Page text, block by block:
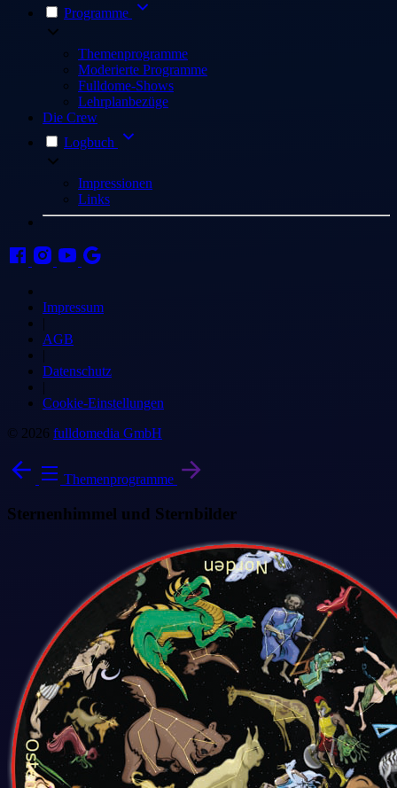
Programme
Themenprogramme
Moderierte Programme
Fulldome-Shows
Lehrplanbezüge
Die Crew
Logbuch
Impressionen
Links
Impressum
|
AGB
|
Datenschutz
|
Cookie-Einstellungen
© 2026 fulldomedia GmbH
Themenprogramme
Sternenhimmel und Sternbilder